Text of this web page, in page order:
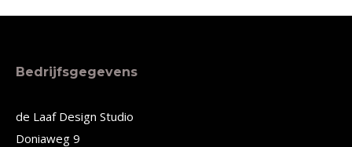
product
Bedrijfsgegevens
de Laaf Design Studio
Doniaweg 9